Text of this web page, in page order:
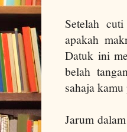
Setelah
apakah
Datuk ini
belah
sahaja
Jarum